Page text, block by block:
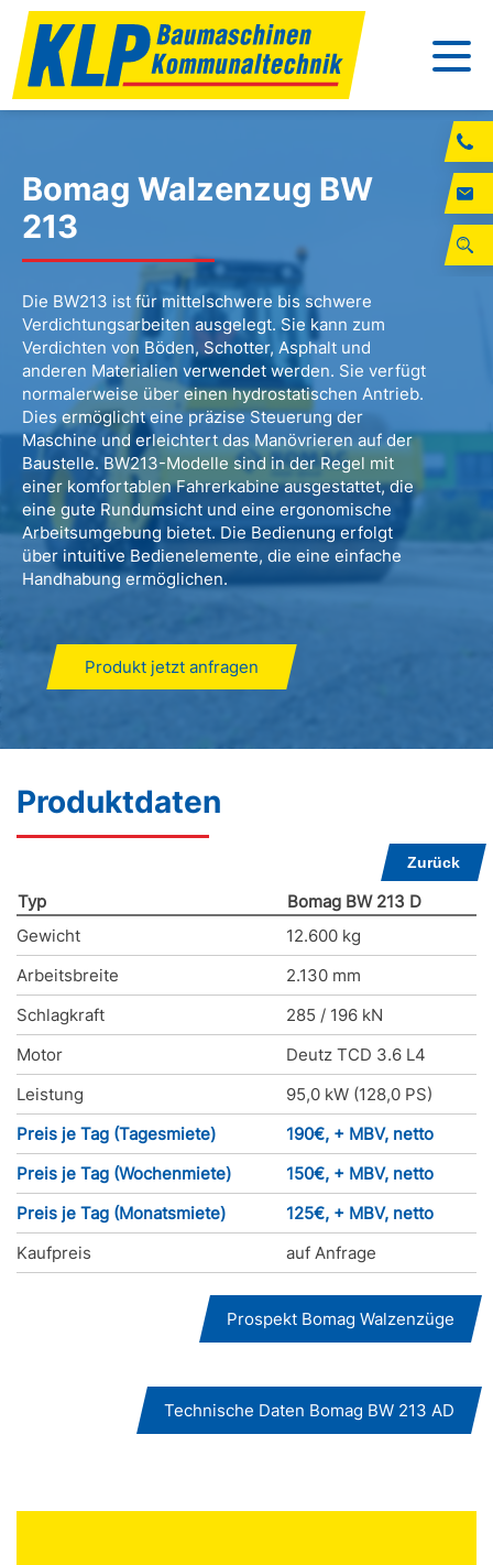
Bomag Walzenzug BW
213
Die BW213 ist für mittelschwere bis schwere
Verdichtungsarbeiten ausgelegt. Sie kann zum
Verdichten von Böden, Schotter, Asphalt und
anderen Materialien verwendet werden. Sie verfügt
normalerweise über einen hydrostatischen Antrieb.
Dies ermöglicht eine präzise Steuerung der
Maschine und erleichtert das Manövrieren auf der
Baustelle. BW213-Modelle sind in der Regel mit
einer komfortablen Fahrerkabine ausgestattet, die
eine gute Rundumsicht und eine ergonomische
Arbeitsumgebung bietet. Die Bedienung erfolgt
über intuitive Bedienelemente, die eine einfache
Handhabung ermöglichen.
Produkt jetzt anfragen
Produktdaten
Zurück
Typ
Bomag BW 213 D
Gewicht
12.600 kg
Arbeitsbreite
2.130 mm
Schlagkraft
285 / 196 kN
Motor
Deutz TCD 3.6 L4
Leistung
95,0 kW (128,0 PS)
Preis je Tag (Tagesmiete)
190€, + MBV, netto
Preis je Tag (Wochenmiete)
150€, + MBV, netto
Preis je Tag (Monatsmiete)
125€, + MBV, netto
Kaufpreis
auf Anfrage
Prospekt Bomag Walzenzüge
Technische Daten Bomag BW 213 AD